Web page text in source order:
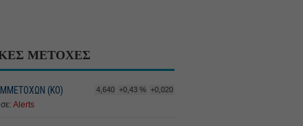
ΜΕΤΟΧΕΣ
(KO) 4,640 +0,43 % +0,020
Alerts